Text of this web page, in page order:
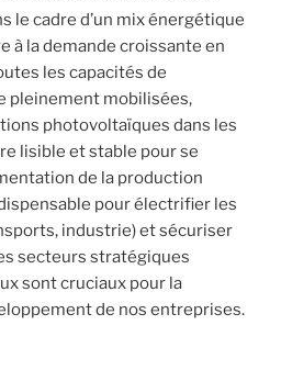
le cadre d’un mix énergétique
à la demande croissante en
les capacités de
pleinement mobilisées,
photovoltaïques dans les
lisible et stable pour se
de la production
pour électrifier les
industrie) et sécuriser
secteurs stratégiques
sont cruciaux pour la
de nos entreprises.